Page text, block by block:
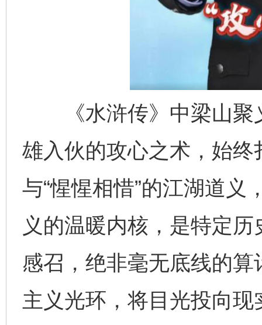
《水浒传》中梁山聚
雄入伙的攻心之术，始终
与“惺惺相惜”的江湖道义
义的温暖内核，是特定
感召，绝非毫无底线的
主义光环，将目光投向